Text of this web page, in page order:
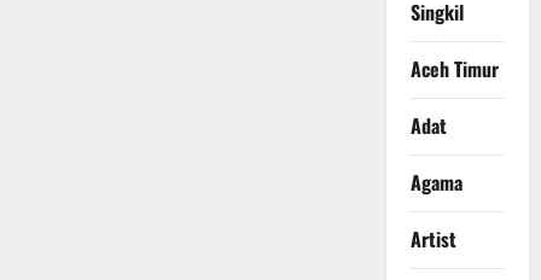
Singkil
Aceh Timur
Adat
Agama
Artist